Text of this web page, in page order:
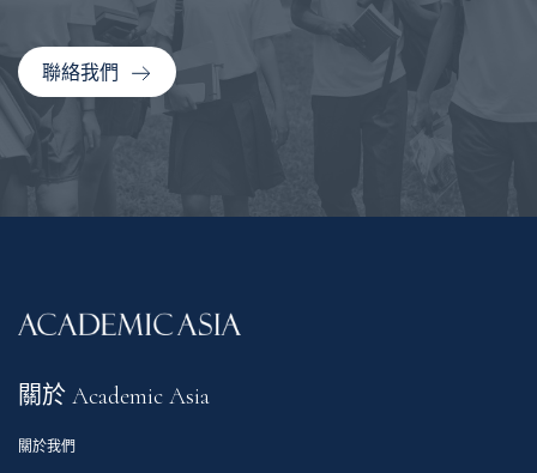
聯絡我們
關於 Academic Asia
關於我們